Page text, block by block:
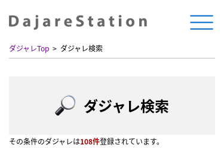
ダジャレTop ダジャレ検索
ダジャレ検索
その条件のダジャレは108件登録されています。